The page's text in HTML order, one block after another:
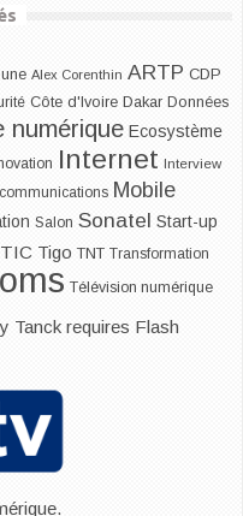
Alex Corenthin ARTP CDP
Côte d'Ivoire Dakar Données
numérique Ecosystème
Internet Interview
Mobile
Salon Sonatel Start-up
TIC Tigo TNT Transformation
Télévision numérique
Tanck requires Flash